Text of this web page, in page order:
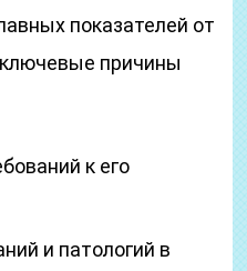
показателей от
причины
к его
и патологий в